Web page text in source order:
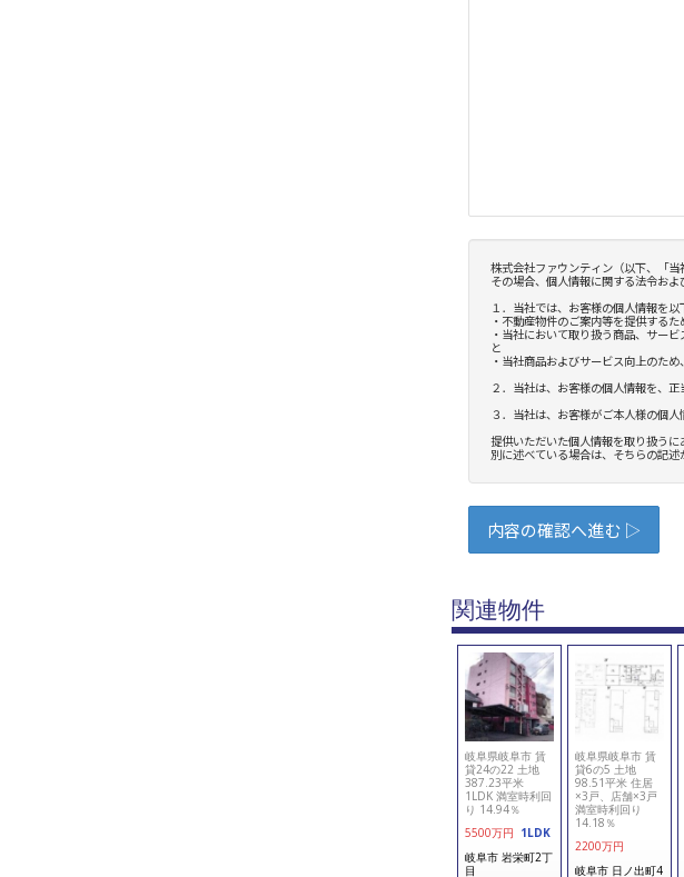
関連物件
岐阜県岐阜市 賃
貸24の22 土地
387.23平米
1LDK 満室時利回
り 14.94％
5500万円 1LDK
岐阜市 岩栄町2丁
目
岐阜県岐阜市 賃
貸6の5 土地
98.51平米 住居
×3戸、店舗×3戸
満室時利回り
14.18％
2200万円
岐阜市 日ノ出町4